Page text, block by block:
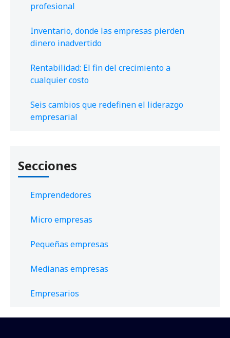
profesional
Inventario, donde las empresas pierden
dinero inadvertido
Rentabilidad: El fin del crecimiento a
cualquier costo
Seis cambios que redefinen el liderazgo
empresarial
Secciones
Emprendedores
Micro empresas
Pequeñas empresas
Medianas empresas
Empresarios